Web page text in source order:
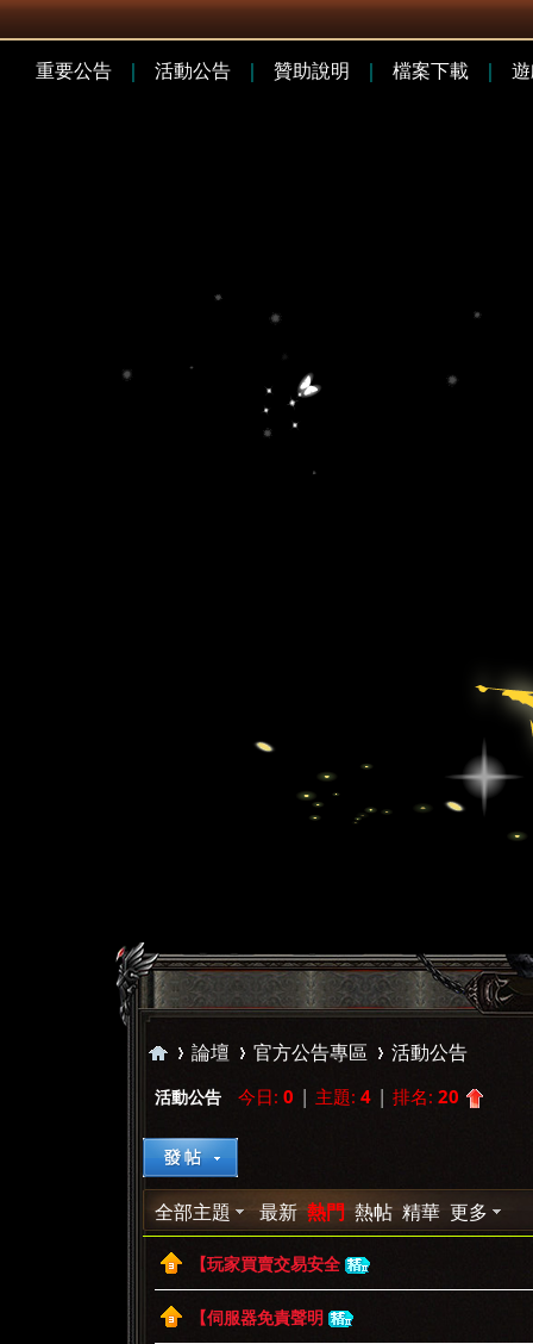
»
論壇 官方公告專區 活動公告
活動公告 今日: 0 | 主題: 4 | 排名: 20
全部主題 最新 熱門 熱帖 精華 更多
【玩家買賣交易安全
【伺服器免責聲明